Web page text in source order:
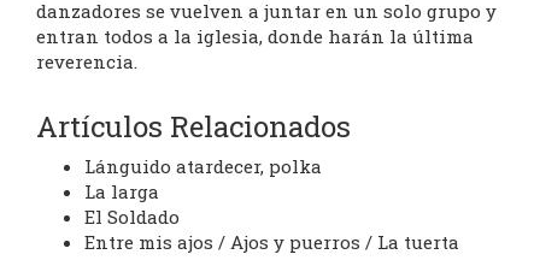
danzadores se vuelven a juntar en un solo grupo y
entran todos a la iglesia, donde harán la última
reverencia.
Artículos Relacionados
Lánguido atardecer, polka
La larga
El Soldado
Entre mis ajos / Ajos y puerros / La tuerta